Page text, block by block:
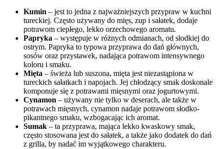
Kumin – jest to jedna z najważniejszych przypraw w kuchni
tureckiej. Często używany do mięs, zup i sałatek, dodaje
potrawom ciepłego, lekko orzechowego aromatu.
Papryka – występuje w różnych odmianach, od słodkiej do
ostrym. Papryka to typowa przyprawa do dań głównych,
sosów oraz przystawek, nadająca potrawom intensywnego
koloru i smaku.
Mięta – świeża lub suszona, mięta jest niezastąpiona w
tureckich sałatkach i napojach. Jej chłodzący smak doskonale
komponuje się z potrawami mięsnymi oraz jogurtowymi.
Cynamon – używany nie tylko w deserach, ale także w
potrawach mięsnych, cynamon nadaje potrawom słodko-
pikantnego smaku, wzbogacając ich aromat.
Sumak – ta przyprawa, mająca lekko kwaskowy smak,
często stosowana jest do sałatek, a także jako dodatek do dań
z grilla, by nadać im wyjątkowego charakteru.